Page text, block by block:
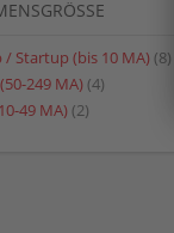
Startup (bis 10 MA) (8)
249 MA) (4)
49 MA) (2)